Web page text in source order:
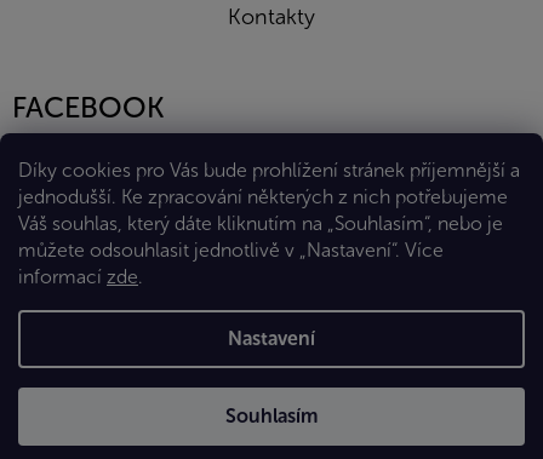
Díky cookies pro Vás bude prohlížení stránek příjemnější a
jednodušší. Ke zpracování některých z nich potřebujeme
Váš souhlas, který dáte kliknutím na „Souhlasím“, nebo je
můžete odsouhlasit jednotlivě v „Nastavení“. Více
informací zde.
Nastavení
Souhlasím
Kontakty
FACEBOOK
Vytvořil Shoptet Premium
Copyright 2026Eshop Diana Company, spol. s r.o.. Všechna
práva vyhrazena.